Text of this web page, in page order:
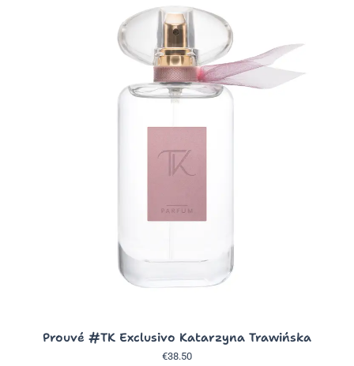
Prouvé #TK Exclusivo Katarzyna Trawińska
€38.50